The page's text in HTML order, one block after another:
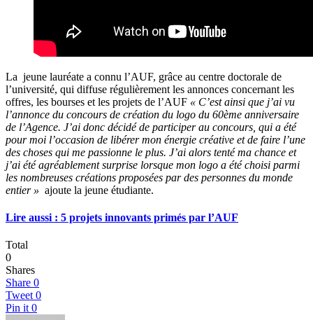
La jeune lauréate a connu l’AUF, grâce au centre doctorale de
l’université, qui diffuse régulièrement les annonces concernant les
offres, les bourses et les projets de l’AUF « C’est ainsi que j’ai vu
l’annonce du concours de création du logo du 60ème anniversaire
de l’Agence. J’ai donc décidé de participer au concours, qui a été
pour moi l’occasion de libérer mon énergie créative et de faire l’une
des choses qui me passionne le plus. J’ai alors tenté ma chance et
j’ai été agréablement surprise lorsque mon logo a été choisi parmi
les nombreuses créations proposées par des personnes du monde
entier » ajoute la jeune étudiante.
Lire aussi : 5 projets innovants primés par l’AUF
Total
0
Shares
Share 0
Tweet 0
Pin it 0